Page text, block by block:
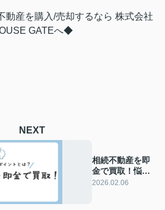
産を購入/売却するなら 株式会社
GATEへ◆
NEXT
相続不動産を即
金で買取！悩み
解消のポイント
2026.02.06